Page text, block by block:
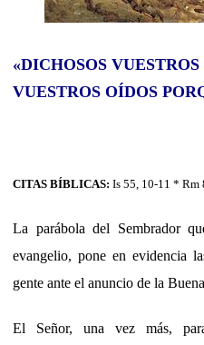
«DICHOSOS
VUESTROS OÍDOS
CITAS BÍBLICAS: Is 55, 10-11 * Rm
La parábola del Sembrador
evangelio, pone en evidencia
gente ante el anuncio de la
El Señor, una vez más,